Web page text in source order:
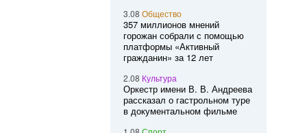
3.08 Общество
357 миллионов мнений
горожан собрали с помощью
платформы «Активный
гражданин» за 12 лет
2.08 Культура
Оркестр имени В. В. Андреева
рассказал о гастрольном туре
в документальном фильме